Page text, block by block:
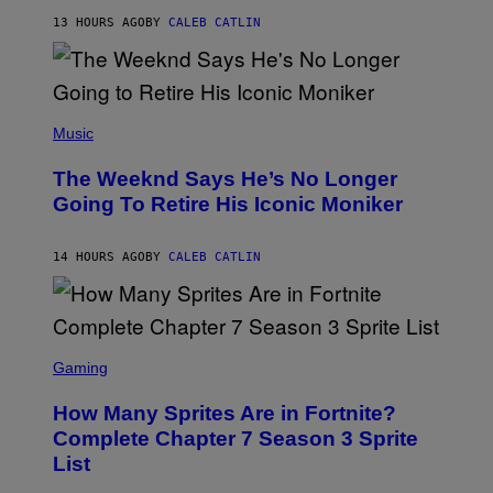
E
)
M
O
E
N
E
D
E
R
E
T
I
M
G
)
13 HOURS AGO BY CALEB CATLIN
P
O
B
E
D
R
B
C
E
R
A
/
G
Music
The Weeknd Says He’s No Longer
Going To Retire His Iconic Moniker
14 HOURS AGO BY CALEB CATLIN
C
E
N
S
Gaming
How Many Sprites Are in Fortnite?
Complete Chapter 7 Season 3 Sprite
List